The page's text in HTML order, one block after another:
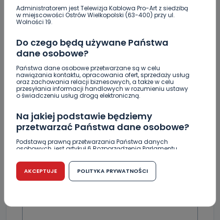
Administratorem jest Telewizja Kablowa Pro-Art z siedzibą
w miejscowości Ostrów Wielkopolski (63-400) przy ul.
Wolności 19.
Do czego będą używane Państwa
dane osobowe?
Państwa dane osobowe przetwarzane są w celu
nawiązania kontaktu, opracowania ofert, sprzedaży usług
oraz zachowania relacji biznesowych, a także w celu
przesyłania informacji handlowych w rozumieniu ustawy
o świadczeniu usług drogą elektroniczną.
Na jakiej podstawie będziemy
przetwarzać Państwa dane osobowe?
Podstawą prawną przetwarzania Państwa danych
osobowych, jest artykuł 6 Rozporządzenia Parlamentu
r. w sprawie ochrony osób fizycznych w związku z
przetwarzaniem danych osobowych w sprawie
swobodnego przepływu takich danych oraz uchylenia
dyrektywy 95/46/WE (RODO).
Czy jest możliwość cofnięcia zgody?
AKCEPTUJE POLITYKA PRYWATNOŚCI
policją
zajrzeć do wyników z laboratorium?
Skomentuj ten wpis jako pierwszy!
DOŁĄCZ DO DYSKUSJI
DODAJ SWÓJ KOMENTARZ